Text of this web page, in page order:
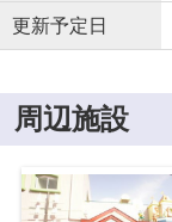
更新予定日
周辺施設